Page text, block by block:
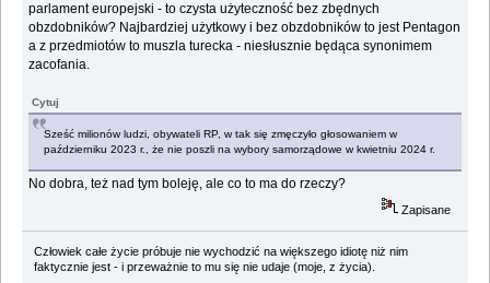
parlament europejski - to czysta użyteczność bez zbędnych
obzdobników? Najbardziej użytkowy i bez obzdobników to jest Pentagon
a z przedmiotów to muszla turecka - niesłusznie będąca synonimem
zacofania.
Cytuj
Sześć milionów ludzi, obywateli RP, w tak się zmęczyło głosowaniem w
październiku 2023 r., że nie poszli na wybory samorządowe w kwietniu 2024 r.
No dobra, też nad tym boleję, ale co to ma do rzeczy?
Zapisane
Człowiek całe życie próbuje nie wychodzić na większego idiotę niż nim
faktycznie jest - i przeważnie to mu się nie udaje (moje, z życia).